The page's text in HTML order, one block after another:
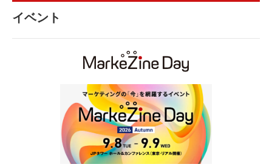
イベント